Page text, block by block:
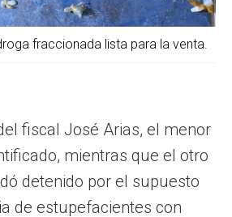
fraccionada lista para la venta.
fiscal José Arias, el menor
mientras que el otro
detenido por el supuesto
de estupefacientes con